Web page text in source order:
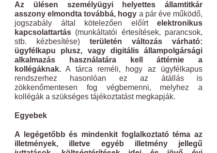
Az ülésen személyügyi helyettes államtitkár
asszony elmondta továbbá, hogy a pár éve működő,
jogszabály által kötelezően előírt elektronikus
kapcsolattartás (munkáltatói értesítések, parancsok,
stb. kézbesítése) területén változás várható:
ügyfélkapu plusz, vagy digitális állampolgársági
alkalmazás használatára kell áttérnie a
kollégáknak. A tárca reméli, hogy az ügyfélkapus
rendszerhez hasonlóan ez az átállás is
zökkenőmentesen fog végbemenni, melyhez a
kollégák a szükséges tájékoztatást megkapják.
Egyebek
A legégetőbb és mindenkit foglalkoztató téma az
illetmények, illetve egyéb illetmény jellegű